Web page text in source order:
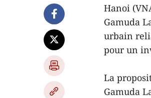
Hanoi
Gamuda
urbain
pour un
La
Gamuda